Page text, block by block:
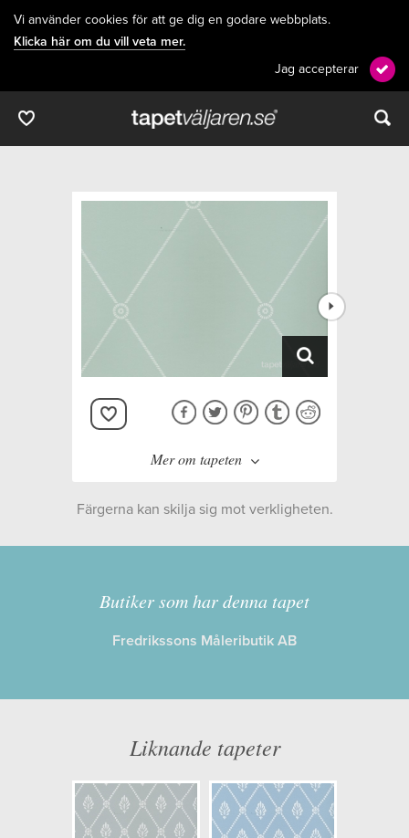
Vi använder cookies för att ge dig en godare webbplats.
Klicka här om du vill veta mer.
Jag accepterar
Mer om tapeten
Kollektion:
Archive Anthology
Information
Längd x Bredd: 10,00 x 0,52
Artikelnummer: 100/13066
NCS Bottenkulör: S2005-G40Y
Färgerna kan skilja sig mot verkligheten.
Butiker som har denna tapet
Fredrikssons Måleributik AB
Liknande tapeter